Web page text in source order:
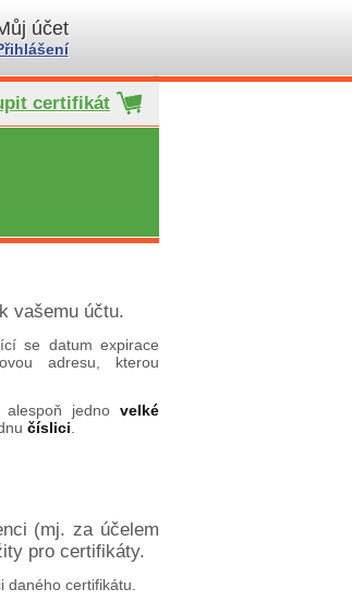
účet
certifikát
vašemu účtu.
se datum expirace
adresu, kterou
alespoň jedno velké
číslici
(mj. za účelem
pro certifikáty.
certifikátu.